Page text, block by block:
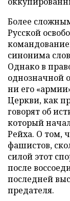
Более
Русской
синонима
Однако в
однозначной
ни его
Церкви, как
говорят об
который
Рейха. О том,
фашистов,
силой этот
после
последней
предателя.